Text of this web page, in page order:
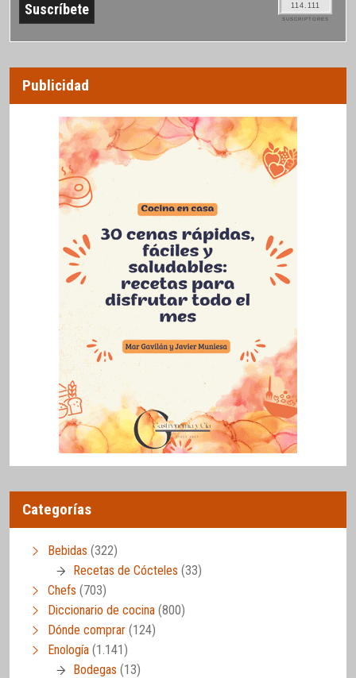
114.111
SUSCRIPTORES
Publicidad
Categorías
Bebidas (322)
Recetas de Cócteles (33)
Chefs (703)
Diccionario de cocina (800)
Dónde comprar (124)
Enología (1.141)
Bodegas (13)